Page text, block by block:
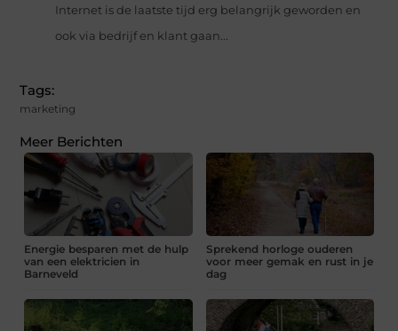
Internet is de laatste tijd erg belangrijk geworden en
ook via bedrijf en klant gaan...
Tags:
marketing
Meer Berichten
Energie besparen met de hulp
van een elektricien in
Barneveld
Sprekend horloge ouderen
voor meer gemak en rust in je
dag